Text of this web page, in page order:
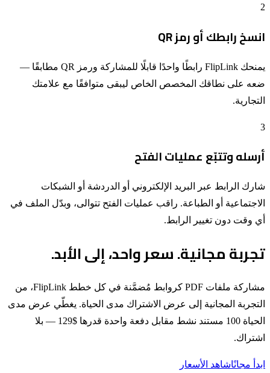
2
انسخ رابطك أو رمز QR
يمنحك FlipLink رابطًا واحدًا قابلًا للمشاركة ورمز QR مطابقًا —
ضعه على نطاقك المخصص الخاص ليبقى متوافقًا مع علامتك
التجارية.
3
أرسله وتتبّع عمليات الفتح
شارك الرابط عبر البريد الإلكتروني أو الدردشة أو الشبكات
الاجتماعية أو الطباعة. راقب عمليات الفتح تتوالى، وبدّل الملف في
أي وقت دون تغيير الرابط.
تجربة مجانية. سعر واحد، إلى الأبد.
مشاركة ملفات PDF كروابط مُضمَّنة في كل خطط FlipLink، من
التجربة المجانية إلى عرض الاشتراك مدى الحياة. يغطّي عرض مدى
الحياة 100 مستند نشط مقابل دفعة واحدة قدرها $129 — بلا
اشتراك.
ابدأ مجانًاشاهد الأسعار